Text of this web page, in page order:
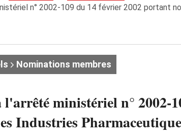
n° 2002-109 du 14 février 2002 portant
Nominations membres
ministériel n° 2002-
Industries